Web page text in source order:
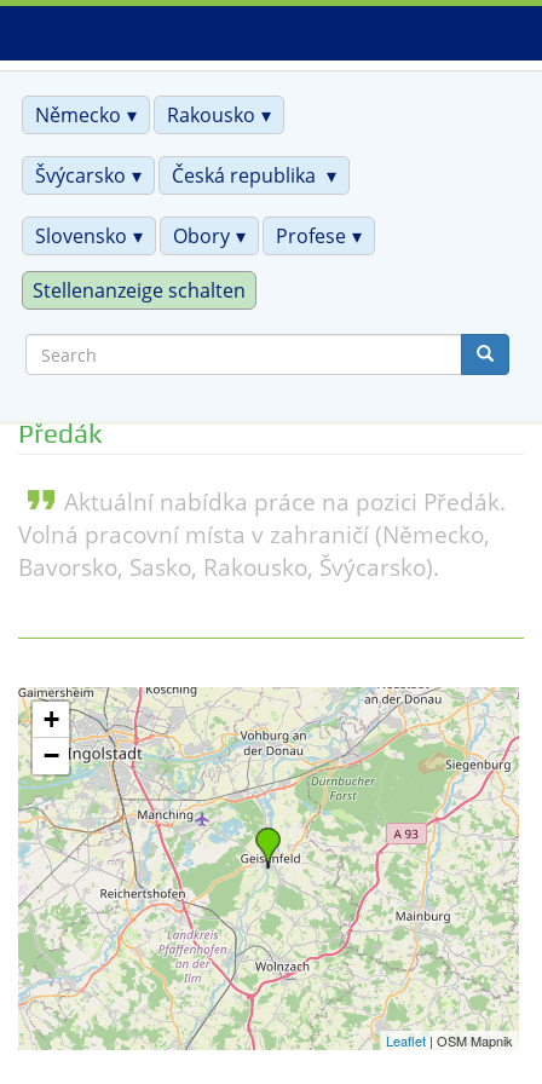
Skip
main
content
Německo
Rakousko
Švýcarsko Česká republika
Slovensko Obory Profese
Stellenanzeige schalten
Předák
format_quote Aktuální nabídka práce na pozici Předák.
Volná pracovní místa v zahraničí (Německo,
Bavorsko, Sasko, Rakousko, Švýcarsko).
+
−
Leaflet| OSM Mapnik